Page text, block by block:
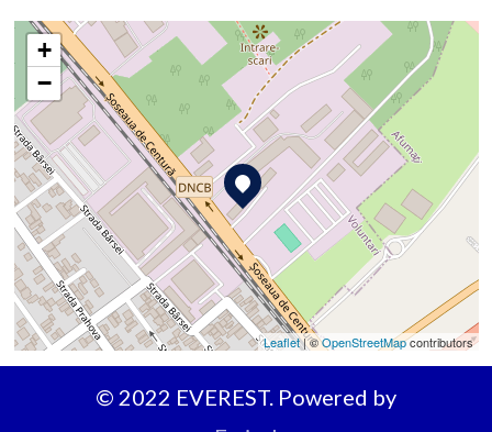
+
−
Leaflet| ©OpenStreetMapcontributors
© 2022 EVEREST. Powered by